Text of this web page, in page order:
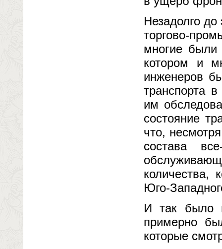
Незадолго
торгово-
многие
котором и
инженеров
транспорта
им
состояние
что,
состава
количества,
Юго-
И так было
примерно
которые